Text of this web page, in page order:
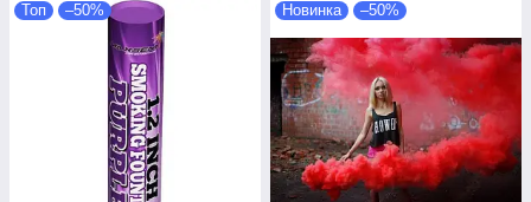
Топ –50% Новинка –50%